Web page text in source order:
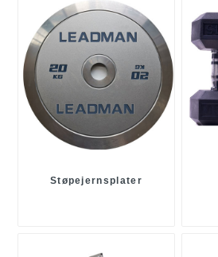
Støpejernsplater